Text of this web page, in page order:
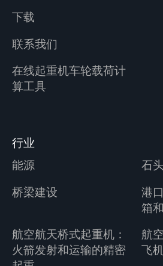
下载
联系我们
在线起重机车轮载荷计
算工具
行业
能源
石
桥梁建设
港
箱
航空航天桥式起重机：
火箭发射和运输的精密
航
飞